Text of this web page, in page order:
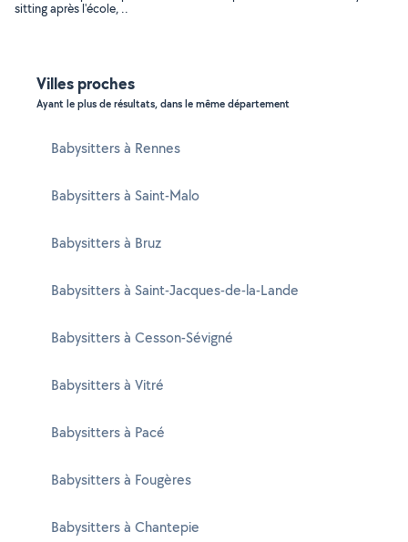
sitting après l'école, ..
Villes proches
Ayant le plus de résultats, dans le même département
Babysitters à Rennes
Babysitters à Saint-Malo
Babysitters à Bruz
Babysitters à Saint-Jacques-de-la-Lande
Babysitters à Cesson-Sévigné
Babysitters à Vitré
Babysitters à Pacé
Babysitters à Fougères
Babysitters à Chantepie